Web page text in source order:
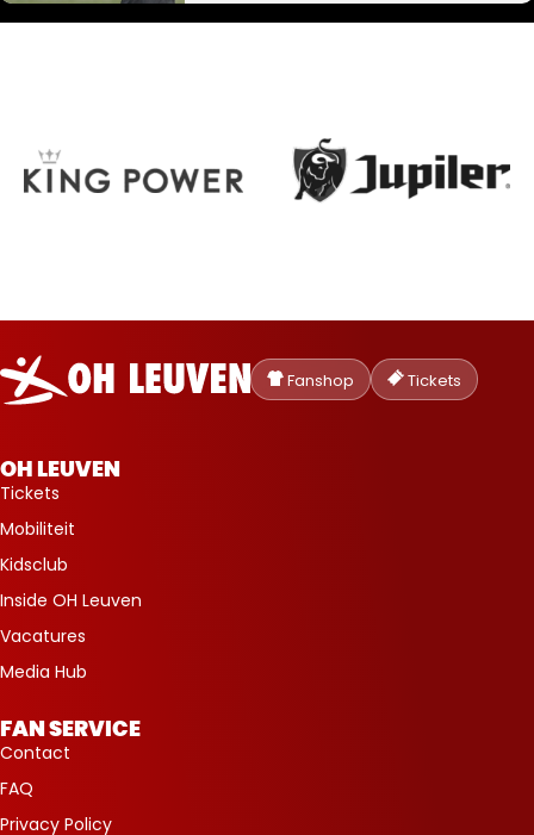
Oud-
Heverlee
Leuven
Fanshop Tickets
OH LEUVEN
Tickets
Mobiliteit
Kidsclub
Inside OH Leuven
Vacatures
Media Hub
FAN SERVICE
Contact
FAQ
Privacy Policy